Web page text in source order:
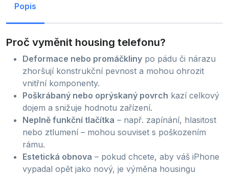
Popis
Proč vyměnit housing telefonu?
Deformace nebo promáčkliny po pádu či nárazu
zhoršují konstrukční pevnost a mohou ohrozit
vnitřní komponenty.
Poškrábaný nebo oprýskaný povrch kazí celkový
dojem a snižuje hodnotu zařízení.
Neplně funkční tlačítka – např. zapínání, hlasitost
nebo ztlumení – mohou souviset s poškozením
rámu.
Estetická obnova – pokud chcete, aby váš iPhone
vypadal opět jako nový, je výměna housingu